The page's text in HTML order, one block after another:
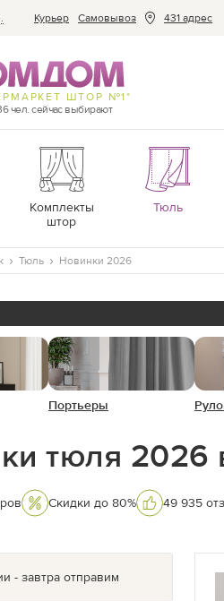
Курьер Cамовывоз 431 адрес
ШТОР №1*
чел. сейчас выбирают
Комплекты
штор
Тюль
Тюль Новинки 2026
Портьеры
тюля 2026
Скидки до 80% 49 935
- завтра отправим